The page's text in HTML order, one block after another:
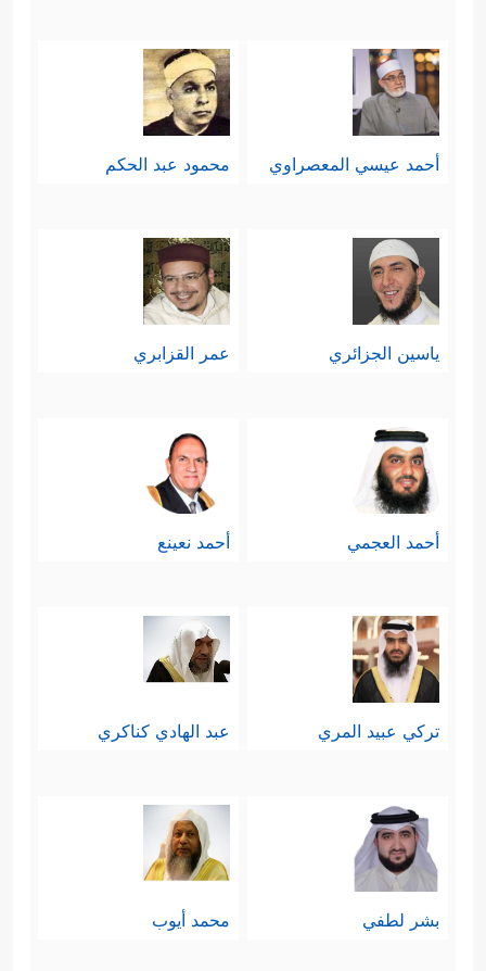
أحمد عيسي المعصراوي محمود عبد الحكم
ياسين الجزائري عمر القزابري
أحمد العجمي أحمد نعينع
تركي عبيد المري عبد الهادي كناكري
بشر لطفي محمد أيوب